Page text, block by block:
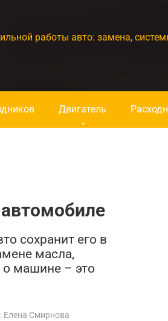
работы авто: замена,
Двигатель
сохранит его в
масла,
о машине – это
Елена Смирнова